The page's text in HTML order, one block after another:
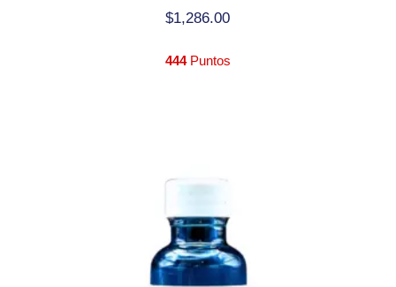
$1,286.00
444Puntos